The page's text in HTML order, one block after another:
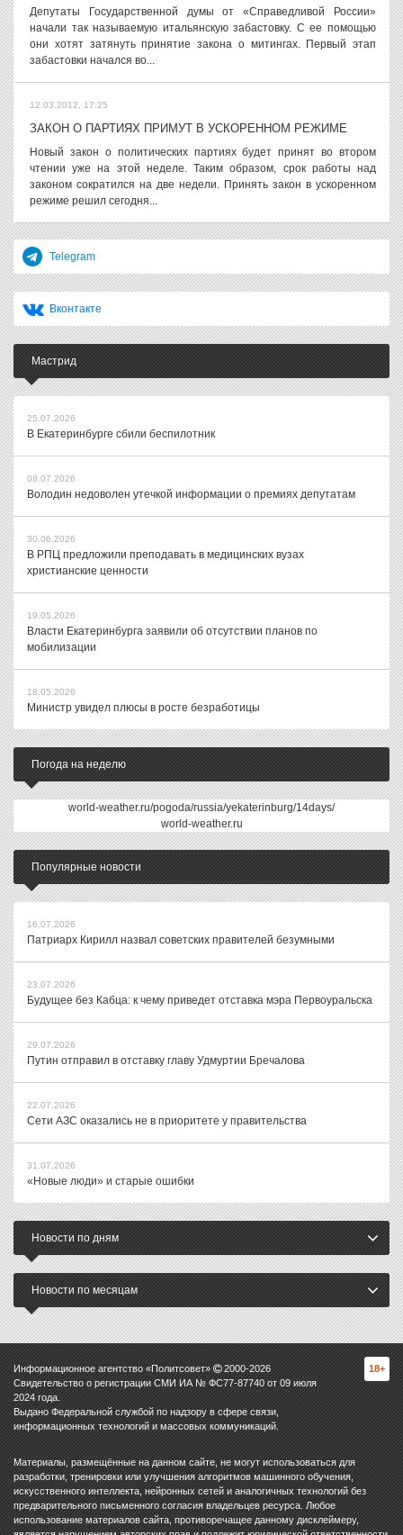
Депутаты Государственной думы от «Справедливой России»
начали так называемую итальянскую забастовку. С ее помощью
они хотят затянуть принятие закона о митингах. Первый этап
забастовки начался во...
12.03.2012, 17:25
ЗАКОН О ПАРТИЯХ ПРИМУТ В УСКОРЕННОМ РЕЖИМЕ
Новый закон о политических партиях будет принят во втором
чтении уже на этой неделе. Таким образом, срок работы над
законом сократился на две недели. Принять закон в ускоренном
режиме решил сегодня...
Telegram
Вконтакте
Мастрид
25.07.2026
В Екатеринбурге сбили беспилотник
08.07.2026
Володин недоволен утечкой информации о премиях депутатам
30.06.2026
В РПЦ предложили преподавать в медицинских вузах
христианские ценности
19.05.2026
Власти Екатеринбурга заявили об отсутствии планов по
мобилизации
18.05.2026
Министр увидел плюсы в росте безработицы
Погода на неделю
world-weather.ru/pogoda/russia/yekaterinburg/14days/
world-weather.ru
Популярные новости
16.07.2026
Патриарх Кирилл назвал советских правителей безумными
23.07.2026
Будущее без Кабца: к чему приведет отставка мэра Первоуральска
29.07.2026
Путин отправил в отставку главу Удмуртии Бречалова
22.07.2026
Сети АЗС оказались не в приоритете у правительства
31.07.2026
«Новые люди» и старые ошибки
Новости по дням
Новости по месяцам
Информационное агентство «Политсовет» 2000-2026
Свидетельство о регистрации СМИ ИА № ФС77-87740 от 09 июля
2024 года.
Выдано Федеральной службой по надзору в сфере связи,
информационных технологий и массовых коммуникаций.
18+
Материалы, размещённые на данном сайте, не могут использоваться для
разработки, тренировки или улучшения алгоритмов машинного обучения,
искусственного интеллекта, нейронных сетей и аналогичных технологий без
предварительного письменного согласия владельцев ресурса. Любое
использование материалов сайта, противоречащее данному дисклеймеру,